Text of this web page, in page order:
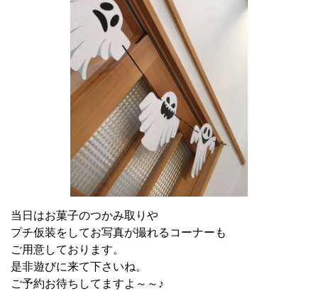
当日はお菓子のつかみ取りや
プチ仮装をしてお写真が撮れるコーナーも
ご用意しております。
是非遊びに来て下さいね。
ご予約お待ちしてますよ～～♪